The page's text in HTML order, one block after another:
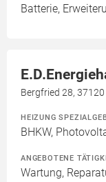
Batterie,
Bergfried 28,
HEIZUNG
BHKW,
ANGEBOTENE
Wartung,